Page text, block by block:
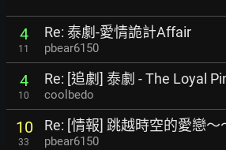
4
11
Re: 泰劇-愛情詭計Affair
pbear6150
4
10
Re: [追劇] 泰劇 - The Loyal
coolbedo
10
33
Re: [情報] 跳越時空的愛戀～
pbear6150